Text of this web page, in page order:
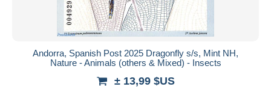
Andorra, Spanish Post 2025 Dragonfly s/s, Mint NH,
Nature - Animals (others & Mixed) - Insects
± 13,99 $US